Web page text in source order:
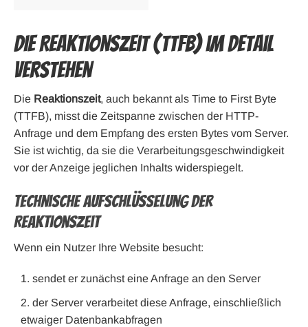
Die Reaktionszeit (TTFB) im Detail
verstehen
Die Reaktionszeit, auch bekannt als Time to First Byte
(TTFB), misst die Zeitspanne zwischen der HTTP-
Anfrage und dem Empfang des ersten Bytes vom Server.
Sie ist wichtig, da sie die Verarbeitungsgeschwindigkeit
vor der Anzeige jeglichen Inhalts widerspiegelt.
Technische Aufschlüsselung der
Reaktionszeit
Wenn ein Nutzer Ihre Website besucht:
sendet er zunächst eine Anfrage an den Server
der Server verarbeitet diese Anfrage, einschließlich
etwaiger Datenbankabfragen